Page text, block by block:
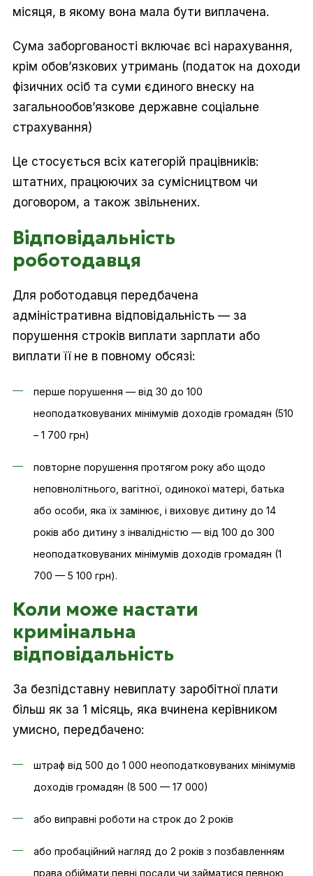
місяця, в якому вона мала бути виплачена.
Сума заборгованості включає всі нарахування,
крім обов’язкових утримань (податок на доходи
фізичних осіб та суми єдиного внеску на
загальнообов’язкове державне соціальне
страхування)
Це стосується всіх категорій працівників:
штатних, працюючих за сумісництвом чи
договором, а також звільнених.
Відповідальність
роботодавця
Для роботодавця передбачена
адміністративна відповідальність — за
порушення строків виплати зарплати або
виплати її не в повному обсязі:
перше порушення — від 30 до 100
неоподатковуваних мінімумів доходів громадян (510
– 1 700 грн)
повторне порушення протягом року або щодо
неповнолітнього, вагітної, одинокої матері, батька
або особи, яка їх замінює, і виховує дитину до 14
років або дитину з інвалідністю — від 100 до 300
неоподатковуваних мінімумів доходів громадян (1
700 — 5 100 грн).
Коли може настати
кримінальна
відповідальність
За безпідставну невиплату заробітної плати
більш як за 1 місяць, яка вчинена керівником
умисно, передбачено:
штраф від 500 до 1 000 неоподатковуваних мінімумів
доходів громадян (8 500 — 17 000)
або виправні роботи на строк до 2 років
або пробаційний нагляд до 2 років з позбавленням
права обіймати певні посади чи займатися певною